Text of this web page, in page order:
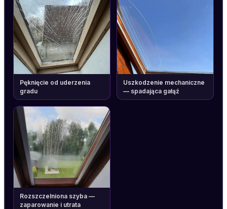
Pęknięcie od uderzenia
gradu
Uszkodzenie mechaniczne
— spadająca gałąź
Rozszczelniona szyba —
zaparowanie i utrata